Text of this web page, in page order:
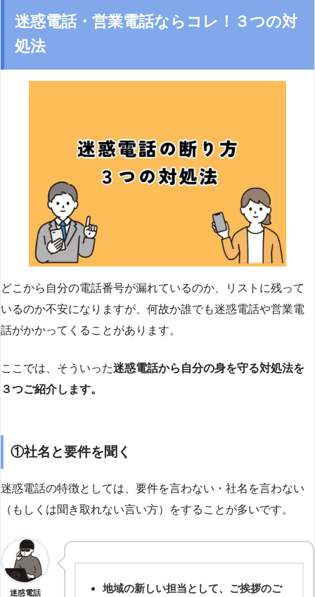
迷惑電話・営業電話ならコレ！３つの対
処法
どこから自分の電話番号が漏れているのか、リストに残って
いるのか不安になりますが、何故か誰でも迷惑電話や営業電
話がかかってくることがあります。
ここでは、そういった迷惑電話から自分の身を守る対処法を
３つご紹介します。
①社名と要件を聞く
迷惑電話の特徴としては、要件を言わない・社名を言わない
（もしくは聞き取れない言い方）をすることが多いです。
迷惑電話
地域の新しい担当として、ご挨拶のご